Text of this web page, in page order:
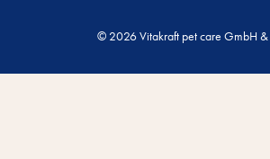
© 2026 Vitakraft pet care GmbH &